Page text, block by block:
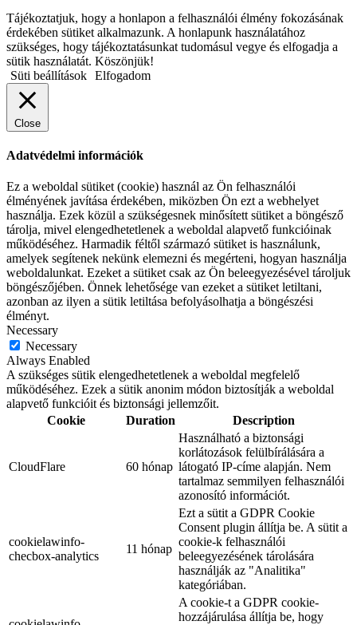
Tájékoztatjuk, hogy a honlapon a felhasználói élmény fokozásának
érdekében sütiket alkalmazunk. A honlapunk használatához
szükséges, hogy tájékoztatásunkat tudomásul vegye és elfogadja a
sütik használatát. Köszönjük!
Süti beállítások Elfogadom
Close
Adatvédelmi információk
Ez a weboldal sütiket (cookie) használ az Ön felhasználói
élményének javítása érdekében, miközben Ön ezt a webhelyet
használja. Ezek közül a szükségesnek minősített sütiket a böngésző
tárolja, mivel elengedhetetlenek a weboldal alapvető funkcióinak
működéséhez. Harmadik féltől származó sütiket is használunk,
amelyek segítenek nekünk elemezni és megérteni, hogyan használja
weboldalunkat. Ezeket a sütiket csak az Ön beleegyezésével tároljuk
böngészőjében. Önnek lehetősége van ezeket a sütiket letiltani,
azonban az ilyen a sütik letiltása befolyásolhatja a böngészési
élményt.
Necessary
Necessary
Always Enabled
A szükséges sütik elengedhetetlenek a weboldal megfelelő
működéséhez. Ezek a sütik anonim módon biztosítják a weboldal
alapvető funkcióit és biztonsági jellemzőit.
Cookie
Duration Description
CloudFlare 60 hónap
Használható a biztonsági
korlátozások felülbírálására a
látogató IP-címe alapján. Nem
tartalmaz semmilyen felhasználói
azonosító információt.
cookielawinfo-
checbox-analytics
11 hónap
Ezt a sütit a GDPR Cookie
Consent plugin állítja be. A sütit a
cookie-k felhasználói
beleegyezésének tárolására
használják az "Analitika"
kategóriában.
A cookie-t a GDPR cookie-
hozzájárulása állítja be, hogy